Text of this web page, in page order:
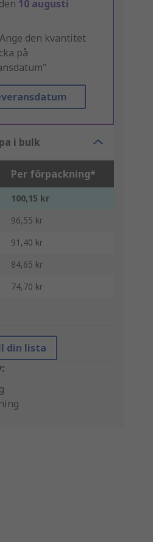
10 augusti
Ange den kvantitet
på
i bulk
Per förpackning*
100,15 kr
96,55 kr
91,40 kr
84,65 kr
74,70 kr
din lista